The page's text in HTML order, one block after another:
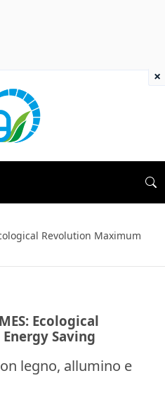
Revolution Maximum
Ecological
Saving
legno, allumino e
×